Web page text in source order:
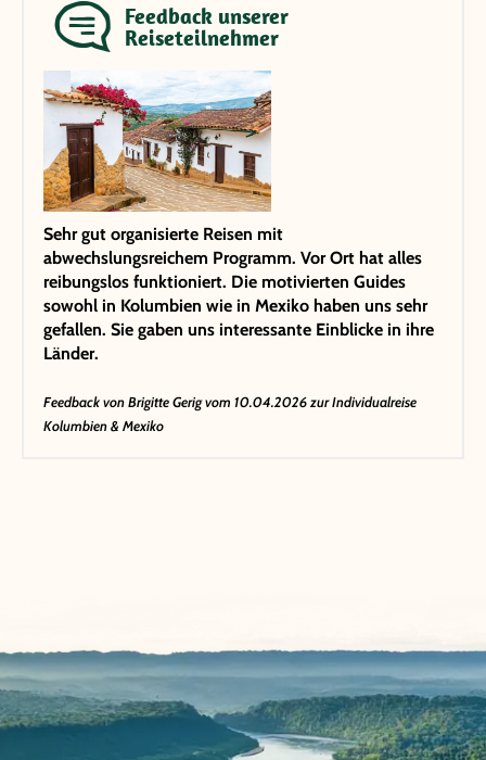
Feedback unserer
Reiseteilnehmer
Sehr gut organisierte Reisen mit
abwechslungsreichem Programm. Vor Ort hat alles
reibungslos funktioniert. Die motivierten Guides
sowohl in Kolumbien wie in Mexiko haben uns sehr
gefallen. Sie gaben uns interessante Einblicke in ihre
Länder.
Feedback vonBrigitte Gerigvom 10.04.2026 zur Individualreise
Kolumbien & Mexiko